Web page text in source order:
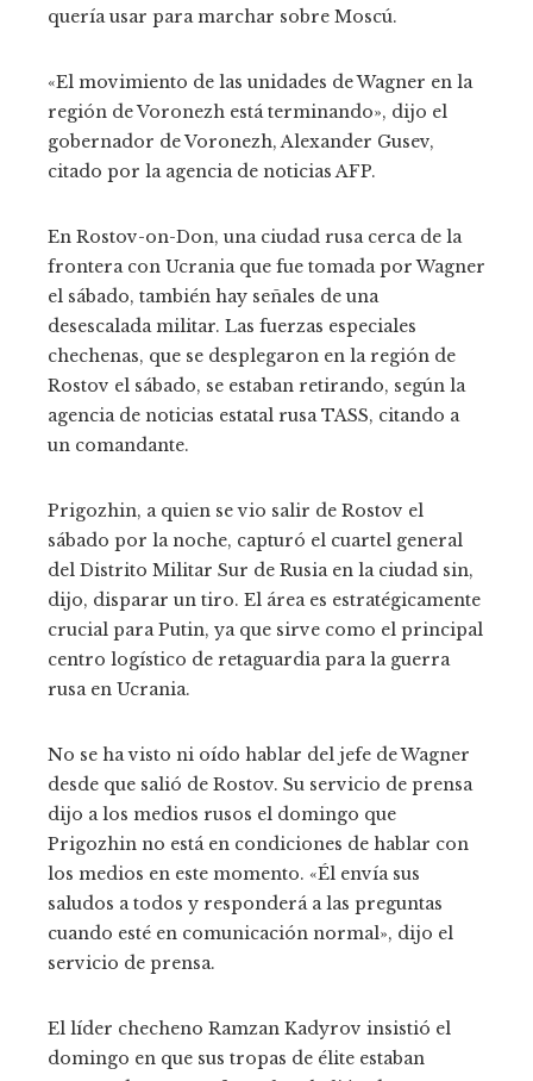
quería usar para marchar sobre Moscú.
«El movimiento de las unidades de Wagner en la
región de Voronezh está terminando», dijo el
gobernador de Voronezh, Alexander Gusev,
citado por la agencia de noticias AFP.
En Rostov-on-Don, una ciudad rusa cerca de la
frontera con Ucrania que fue tomada por Wagner
el sábado, también hay señales de una
desescalada militar. Las fuerzas especiales
chechenas, que se desplegaron en la región de
Rostov el sábado, se estaban retirando, según la
agencia de noticias estatal rusa TASS, citando a
un comandante.
Prigozhin, a quien se vio salir de Rostov el
sábado por la noche, capturó el cuartel general
del Distrito Militar Sur de Rusia en la ciudad sin,
dijo, disparar un tiro. El área es estratégicamente
crucial para Putin, ya que sirve como el principal
centro logístico de retaguardia para la guerra
rusa en Ucrania.
No se ha visto ni oído hablar del jefe de Wagner
desde que salió de Rostov. Su servicio de prensa
dijo a los medios rusos el domingo que
Prigozhin no está en condiciones de hablar con
los medios en este momento. «Él envía sus
saludos a todos y responderá a las preguntas
cuando esté en comunicación normal», dijo el
servicio de prensa.
El líder checheno Ramzan Kadyrov insistió el
domingo en que sus tropas de élite estaban